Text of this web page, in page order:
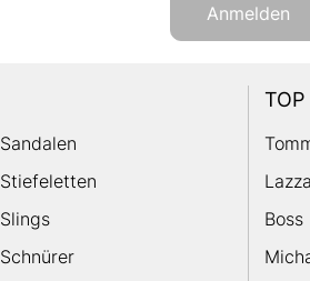
Anmelden
Sandalen
Stiefeletten
Slings
Schnürer
TOP
Boss